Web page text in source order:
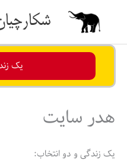
یک
هدر سایت
یک زندگی و دو انتخاب: